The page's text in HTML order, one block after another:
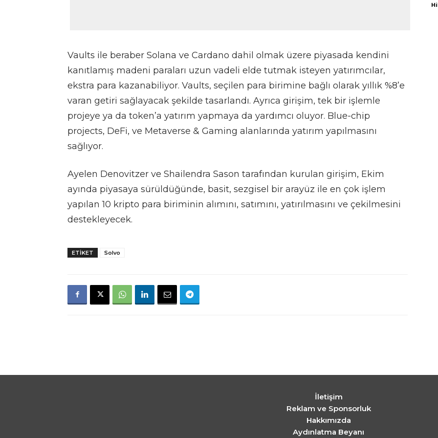
Vaults ile beraber Solana ve Cardano dahil olmak üzere piyasada kendini
kanıtlamış madeni paraları uzun vadeli elde tutmak isteyen yatırımcılar,
ekstra para kazanabiliyor. Vaults, seçilen para birimine bağlı olarak yıllık %8’e
varan getiri sağlayacak şekilde tasarlandı. Ayrıca girişim, tek bir işlemle
projeye ya da token’a yatırım yapmaya da yardımcı oluyor. Blue-chip
projects, DeFi, ve Metaverse & Gaming alanlarında yatırım yapılmasını
sağlıyor.
Ayelen Denovitzer ve Shailendra Sason tarafından kurulan girişim, Ekim
ayında piyasaya sürüldüğünde, basit, sezgisel bir arayüz ile en çok işlem
yapılan 10 kripto para biriminin alımını, satımını, yatırılmasını ve çekilmesini
destekleyecek.
ETIKET Solvo
İletişim
Reklam ve Sponsorluk
Hakkımızda
Aydınlatma Beyanı